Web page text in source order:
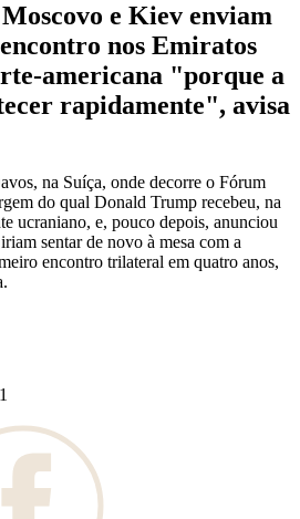
e Kiev enviam
nos Emiratos
americana "porque a
rapidamente", avisa
na Suíça, onde decorre o Fórum
do qual Donald Trump recebeu, na
ucraniano, e, pouco depois, anunciou
sentar de novo à mesa com a
encontro trilateral em quatro anos,